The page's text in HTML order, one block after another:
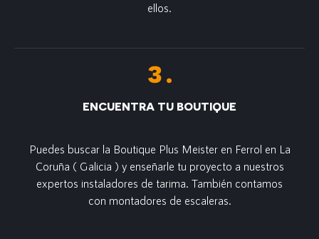
ellos.
ENCUENTRA TU BOUTIQUE
Puedes buscar la Boutique Plus Meister en Ferrol en La
Coruña ( Galicia ) y enseñarle tu proyecto a nuestros
expertos instaladores de tarima. También contamos
con montadores de escaleras.